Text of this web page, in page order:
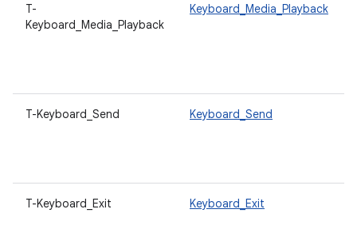
T-
Keyboard_Media_Playback
Keyboard_Media_Playback
T-Keyboard_Send Keyboard_Send
T-Keyboard_Exit Keyboard_Exit